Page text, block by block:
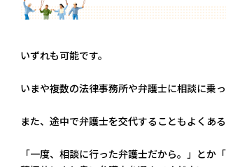
いずれも可能です。
いまや複数の法律事務所や弁護士に相談に乗
また、途中で弁護士を交代することもよくある
「一度、相談に行った弁護士だから。」と